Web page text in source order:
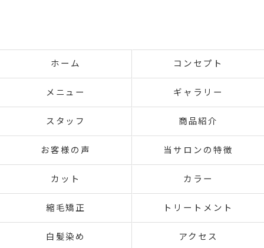
ホーム コンセプト
メニュー ギャラリー
スタッフ 商品紹介
お客様の声 当サロンの特徴
カット カラー
縮毛矯正 トリートメント
白髪染め アクセス